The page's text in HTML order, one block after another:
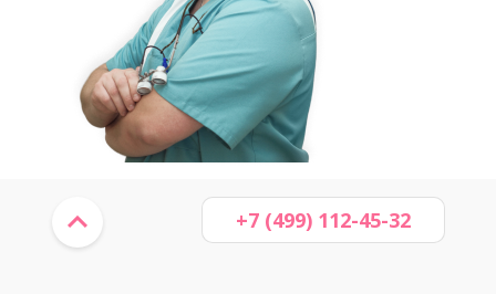
+7 (499) 112-45-32